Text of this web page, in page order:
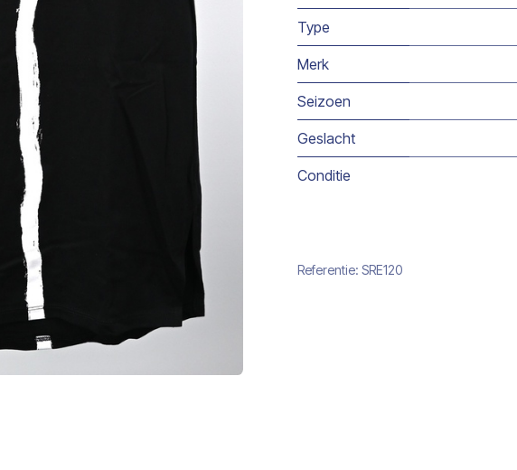
Type
Merk
Seizoen
Geslacht
Conditie
Referentie: SRE120